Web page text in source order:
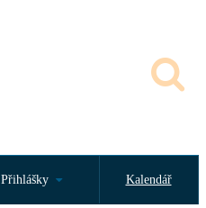
Přihlášky Kalendář